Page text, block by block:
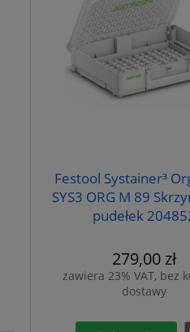
Festool Systainer³
SYS3 ORG M 89
pudełek
279,00 zł
zawiera 23% VAT, bez
dostawy